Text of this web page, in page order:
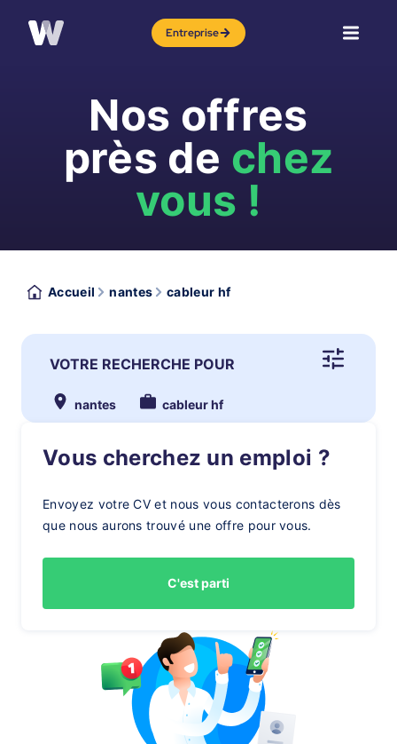
Entreprise
Nos offres
près de chez
vous !
Accueil nantes cableur hf
VOTRE RECHERCHE POUR
nantes cableur hf
Vous cherchez un emploi ?
Envoyez votre CV et nous vous contacterons dès
que nous aurons trouvé une offre pour vous.
C'est parti